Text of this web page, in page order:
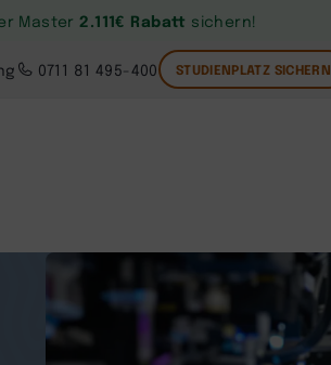
Master2.111€ Rabatt sichern!
0711 81 495-400 STUDIENPLATZ SICHERN